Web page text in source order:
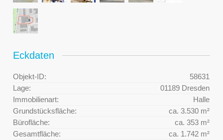
Eckdaten
Objekt-ID:
58631
Lage:
01189 Dresden
Immobilienart:
Halle
Grundstücksfläche:
ca. 3.530 m²
Bürofläche:
ca. 353 m²
Gesamtfläche:
ca. 1.742 m²